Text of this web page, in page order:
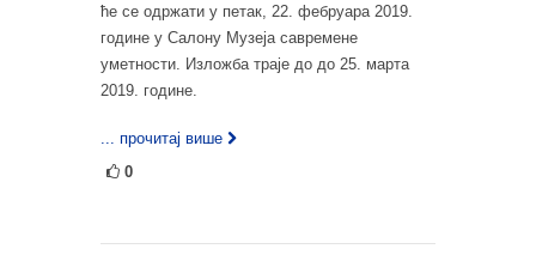
ће се одржати у петак, 22. фебруара 2019.
године у Салону Музеја савремене
уметности. Изложба траје до до 25. марта
2019. године.
... прочитај више
0